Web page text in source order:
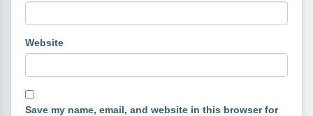
Website
Save my name, email, and website in this browser for